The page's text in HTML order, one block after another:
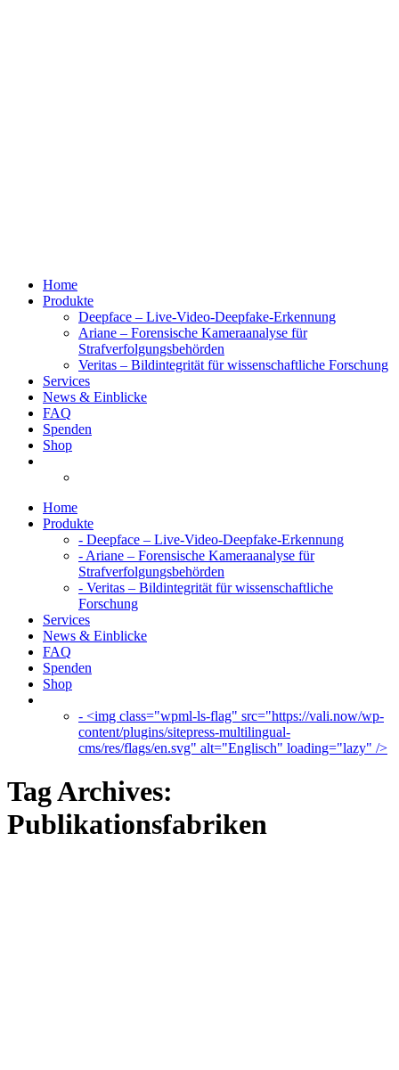
Home
Produkte
Deepface – Live-Video-Deepfake-Erkennung
Ariane – Forensische Kameraanalyse für
Strafverfolgungsbehörden
Veritas – Bildintegrität für wissenschaftliche Forschung
Services
News & Einblicke
FAQ
Spenden
Shop
Home
Produkte
- Deepface – Live-Video-Deepfake-Erkennung
- Ariane – Forensische Kameraanalyse für
Strafverfolgungsbehörden
- Veritas – Bildintegrität für wissenschaftliche
Forschung
Services
News & Einblicke
FAQ
Spenden
Shop
- <img class="wpml-ls-flag" src="https://vali.now/wp-
content/plugins/sitepress-multilingual-
cms/res/flags/en.svg" alt="Englisch" loading="lazy" />
Tag Archives:
Publikationsfabriken